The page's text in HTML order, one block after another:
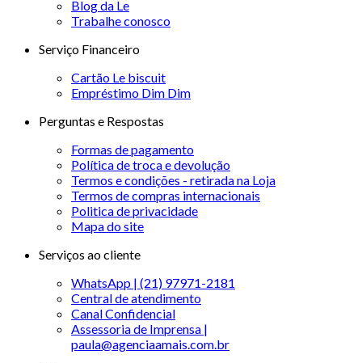
Blog da Le
Trabalhe conosco
Serviço Financeiro
Cartão Le biscuit
Empréstimo Dim Dim
Perguntas e Respostas
Formas de pagamento
Política de troca e devolução
Termos e condições - retirada na Loja
Termos de compras internacionais
Politica de privacidade
Mapa do site
Serviços ao cliente
WhatsApp | (21) 97971-2181
Central de atendimento
Canal Confidencial
Assessoria de Imprensa |
paula@agenciaamais.com.br